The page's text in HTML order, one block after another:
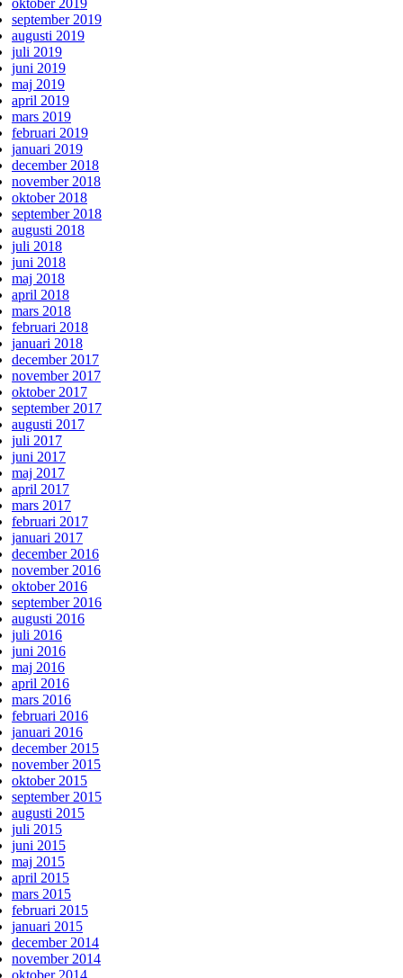
oktober 2019
september 2019
augusti 2019
juli 2019
juni 2019
maj 2019
april 2019
mars 2019
februari 2019
januari 2019
december 2018
november 2018
oktober 2018
september 2018
augusti 2018
juli 2018
juni 2018
maj 2018
april 2018
mars 2018
februari 2018
januari 2018
december 2017
november 2017
oktober 2017
september 2017
augusti 2017
juli 2017
juni 2017
maj 2017
april 2017
mars 2017
februari 2017
januari 2017
december 2016
november 2016
oktober 2016
september 2016
augusti 2016
juli 2016
juni 2016
maj 2016
april 2016
mars 2016
februari 2016
januari 2016
december 2015
november 2015
oktober 2015
september 2015
augusti 2015
juli 2015
juni 2015
maj 2015
april 2015
mars 2015
februari 2015
januari 2015
december 2014
november 2014